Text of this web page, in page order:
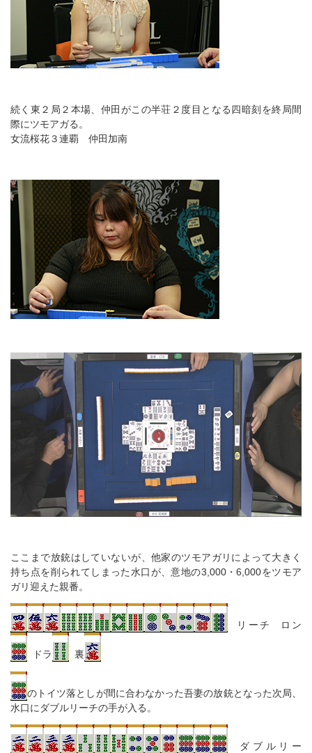
続く東２局２本場、仲田がこの半荘２度目となる四暗刻を終局間
際にツモアガる。
女流桜花３連覇 仲田加南
ここまで放銃はしていないが、他家のツモアガリによって大きく
持ち点を削られてしまった水口が、意地の3,000・6,000をツモア
ガリ迎えた親番。
リーチ ロン
ドラ 裏
のトイツ落としが間に合わなかった吾妻の放銃となった次局、
水口にダブルリーチの手が入る。
ダブルリー